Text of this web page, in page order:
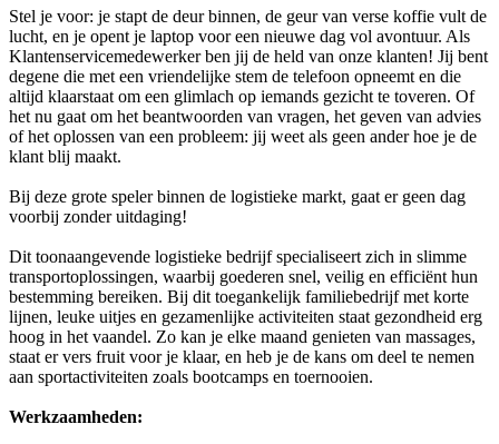
Stel je voor: je stapt de deur binnen, de geur van verse koffie vult de
lucht, en je opent je laptop voor een nieuwe dag vol avontuur. Als
Klantenservicemedewerker ben jij de held van onze klanten! Jij bent
degene die met een vriendelijke stem de telefoon opneemt en die
altijd klaarstaat om een glimlach op iemands gezicht te toveren. Of
het nu gaat om het beantwoorden van vragen, het geven van advies
of het oplossen van een probleem: jij weet als geen ander hoe je de
klant blij maakt.
Bij deze grote speler binnen de logistieke markt, gaat er geen dag
voorbij zonder uitdaging!
Dit toonaangevende logistieke bedrijf specialiseert zich in slimme
transportoplossingen, waarbij goederen snel, veilig en efficiënt hun
bestemming bereiken. Bij dit toegankelijk familiebedrijf met korte
lijnen, leuke uitjes en gezamenlijke activiteiten staat gezondheid erg
hoog in het vaandel. Zo kan je elke maand genieten van massages,
staat er vers fruit voor je klaar, en heb je de kans om deel te nemen
aan sportactiviteiten zoals bootcamps en toernooien.
Werkzaamheden: